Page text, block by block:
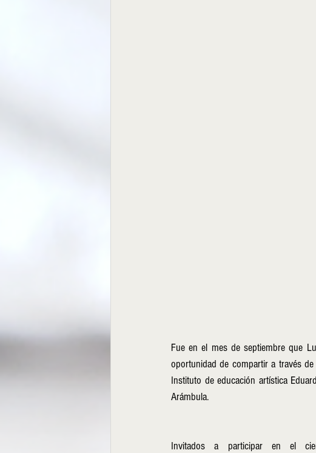
Fue en el mes de septiembre que
oportunidad de compartir a través
Instituto de educación artística
Arámbula.
Invitados a participar en el